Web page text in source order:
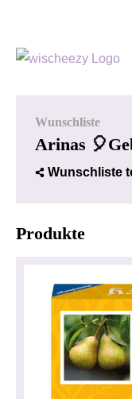
Wunschliste
Arinas
Wunschliste
Produkte